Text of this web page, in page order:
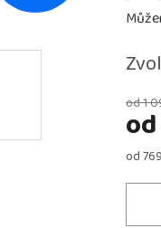
od 1
od
Měrná
od